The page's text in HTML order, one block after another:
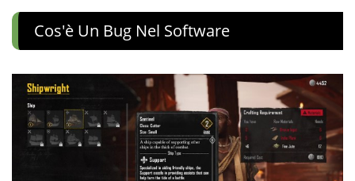
Cos'è Un Bug Nel Software